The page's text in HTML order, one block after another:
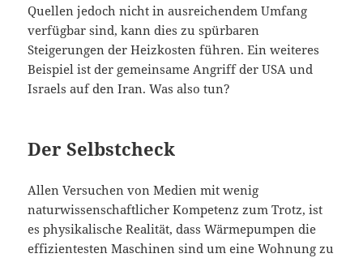
Quellen jedoch nicht in ausreichendem Umfang
verfügbar sind, kann dies zu spürbaren
Steigerungen der Heizkosten führen. Ein weiteres
Beispiel ist der gemeinsame Angriff der USA und
Israels auf den Iran. Was also tun?
Der Selbstcheck
Allen Versuchen von Medien mit wenig
naturwissenschaftlicher Kompetenz zum Trotz, ist
es physikalische Realität, dass Wärmepumpen die
effizientesten Maschinen sind um eine Wohnung zu